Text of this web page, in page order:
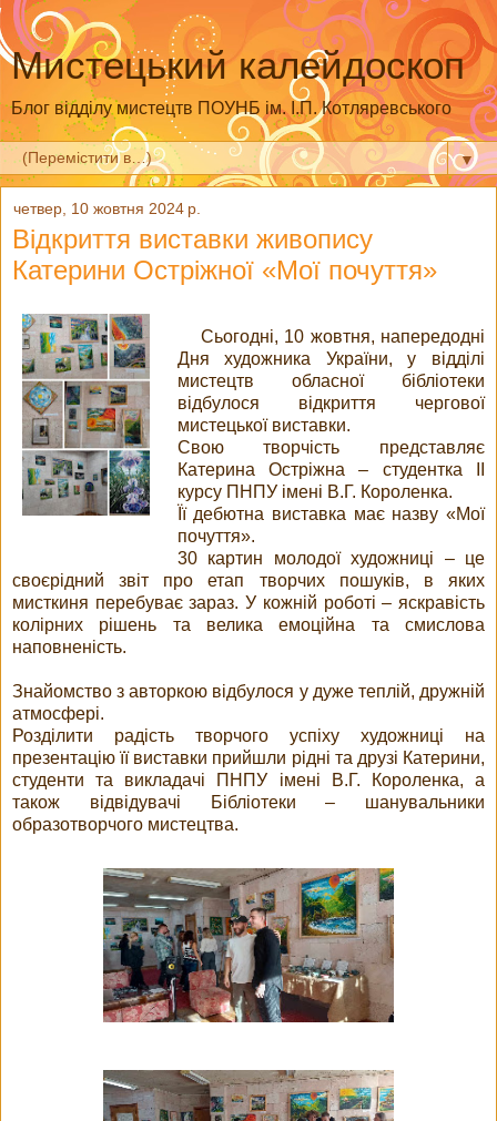
Мистецький калейдоскоп
Блог відділу мистецтв ПОУНБ ім. І.П. Котляревського
▼
четвер, 10 жовтня 2024 р.
Відкриття виставки живопису
Катерини Остріжної «Мої почуття»
Сьогодні, 10 жовтня, напередодні
Дня художника України, у відділі
мистецтв обласної бібліотеки
відбулося відкриття чергової
мистецької виставки.
Свою творчість представляє
Катерина Остріжна – студентка ІІ
курсу ПНПУ імені В.Г. Короленка.
Її дебютна виставка має назву «Мої
почуття».
30 картин молодої художниці – це
своєрідний звіт про етап творчих пошуків, в яких
мисткиня перебуває зараз. У кожній роботі – яскравість
колірних рішень та велика емоційна та смислова
наповненість.
Знайомство з авторкою відбулося у дуже теплій, дружній
атмосфері.
Розділити радість творчого успіху художниці на
презентацію її виставки прийшли рідні та друзі Катерини,
студенти та викладачі ПНПУ імені В.Г. Короленка, а
також відвідувачі Бібліотеки – шанувальники
образотворчого мистецтва.